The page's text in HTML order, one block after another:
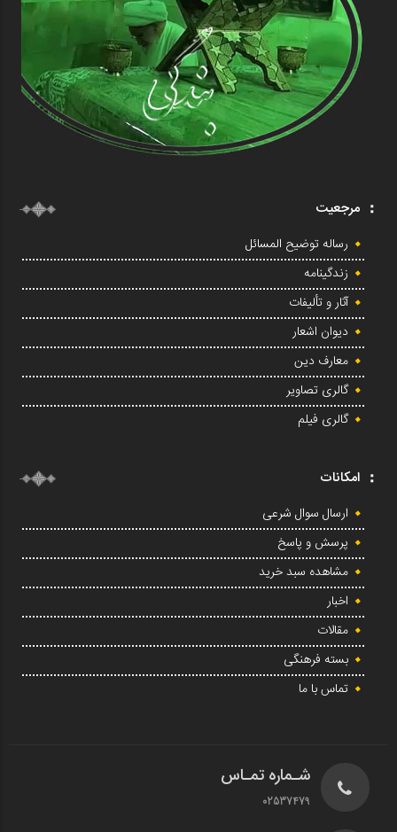
مرجعیت
رساله توضیح المسائل
زندگینامه
آثار و تألیفات
دیوان اشعار
معارف دین
گالری تصاویر
گالری فیلم
امکانات
ارسال سوال شرعی
پرسش و پاسخ
مشاهده سبد خرید
اخبار
مقالات
بسته فرهنگی
تماس با ما
شـماره تمـاس
02537479